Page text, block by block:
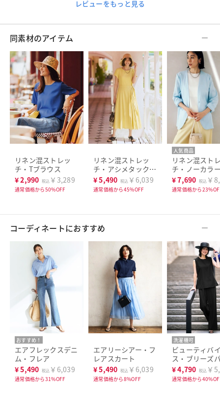
レビューをもっと見る
同素材のアイテム
リネン混ストレッ
チ・Tブラウス
¥2,990 税込 ￥3,289
通常価格から50%OFF
リネン混ストレッ
チ・アシメタックワ
ンピース
¥5,490 税込 ￥6,039
通常価格から45%OFF
人気商品
リネン混スト
チ・ノーカラ
ケット
¥7,690 税込 ￥
通常価格から
コーディネートにおすすめ
おすすめ！
エアフレックスデニ
ム・フレア
¥5,490 税込 ￥6,039
通常価格から31%OFF
エアリーシアー・フ
レアスカート
¥5,490 税込 ￥6,039
通常価格から8%OFF
洗濯機可
ビューティバ
ス・ブリーズ
／66㎝
¥4,790 税込 ￥
通常価格から